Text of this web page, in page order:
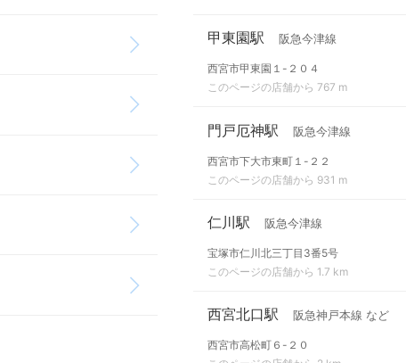
甲東園駅 阪急今津線
西宮市甲東園１-２０４
このページの店舗から 767 m
門戸厄神駅 阪急今津線
西宮市下大市東町１-２２
このページの店舗から 931 m
仁川駅 阪急今津線
宝塚市仁川北三丁目3番5号
このページの店舗から 1.7 km
西宮北口駅 阪急神戸本線 など
西宮市高松町６-２０